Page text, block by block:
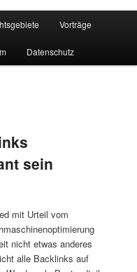
Vorträge
Datenschutz
sein
mit Urteil vom
nicht etwas anderes
alle Backlinks auf